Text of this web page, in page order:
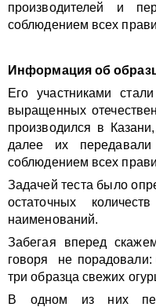
производителей и
соблюдением всех
Информация об
Его участниками
выращенных
производился в
далее их
соблюдением всех
Задачей теста было
остаточных
наименований.
Забегая вперед
говоря не порадовали:
три образца свежих
В одном из них